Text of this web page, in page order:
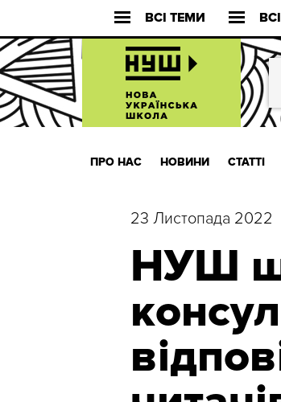
ВСІ ТЕМИ
ПРО НАС НОВИНИ СТАТТІ
23 Листопада 2022
НУШ